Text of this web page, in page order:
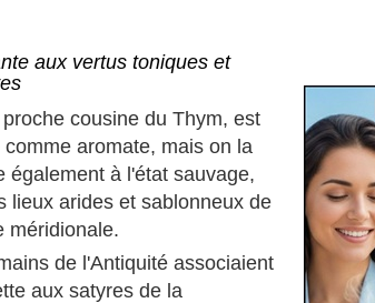
aux vertus toniques et
cousine du Thym, est
comme aromate, mais on la
également à l'état sauvage,
lieux arides et sablonneux de
méridionale.
de l'Antiquité associaient
aux satyres de la